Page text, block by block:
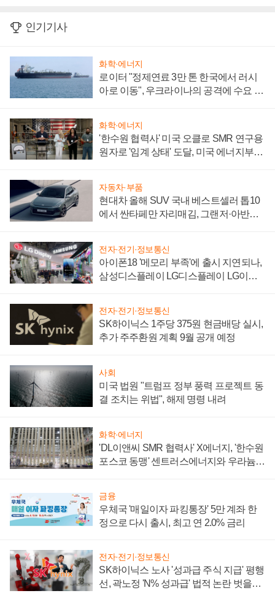
인기기사
화학·에너지
로이터 "정제연료 3만 톤 한국에서 러시
아로 이동", 우크라이나의 공격에 수요 늘
화학·에너지
'한수원 협력사' 미국 오클로 SMR 연구용
원자로 '임계 상태' 도달, 미국 에너지부
자동차·부품
현대차 올해 SUV 국내 베스트셀러 톱10
에서 싼타페만 자리매김, 그랜저·아반떼
전자·전기·정보통신
아이폰18 '메모리 부족'에 출시 지연되나,
삼성디스플레이 LG디스플레이 LG이노
전자·전기·정보통신
SK하이닉스 1주당 375원 현금배당 실시,
추가 주주환원 계획 9월 공개 예정
사회
미국 법원 "트럼프 정부 풍력 프로젝트 동
결 조치는 위법", 해제 명령 내려
화학·에너지
'DL이앤씨 SMR 협력사' X에너지, '한수원
포스코 동맹' 센트러스에너지와 우라늄
금융
우체국 '매일이자 파킹통장' 5만 계좌 한
정으로 다시 출시, 최고 연 2.0% 금리
전자·전기·정보통신
SK하이닉스 노사 '성과급 주식 지급' 평행
선, 곽노정 'N% 성과급' 법적 논란 벗을지